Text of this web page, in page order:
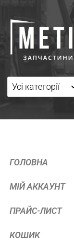
ГОЛОВНА
МІЙ АККАУНТ
ПРАЙС-ЛИСТ
КОШИК